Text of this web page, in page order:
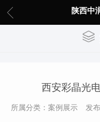
陕西中
西安彩晶光
所属分类：案例展示 发